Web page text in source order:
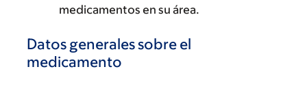
medicamentos en su área.
Datos generales sobre el
medicamento